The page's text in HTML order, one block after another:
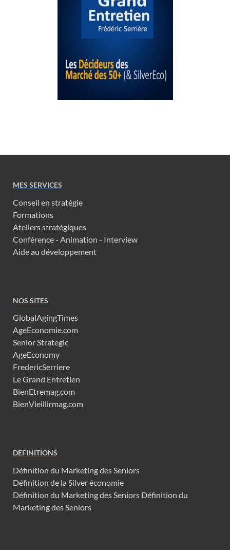
MES SERVICES
Conseil en stratégie
Formations
Ateliers stratégiques
Conférence - Animation - Interview
Aide au développement
NOS SITES
GlobalAgingTimes
AgeEconomie.com
Senior Strategic
AgeEconomy
FredericSerriere
Le Grand Entretien
BienEtremag.com
BienVieillirmag.com
DEFINITIONS
Définition du Marketing des Seniors
Définition de la Silver économie
Définition du Marketing des Seniors Définition du
Marketing des Seniors